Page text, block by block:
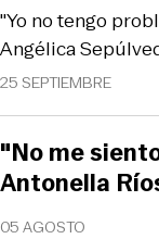
25 SEPTIEMBRE
"Yo no tengo
Angélica
05 AGOSTO
"No me
Antonella